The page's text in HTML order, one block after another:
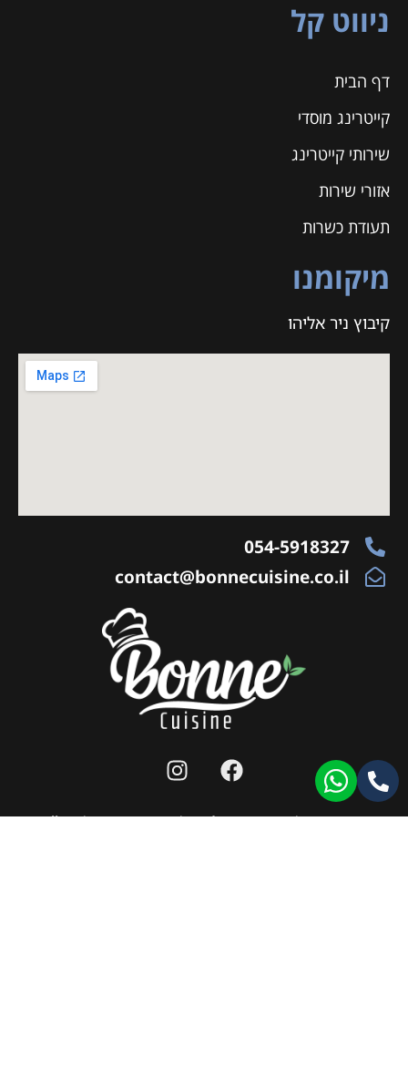
ניווט קל
דף הבית
קייטרינג מוסדי
שירותי קייטרינג
אזורי שירות
תעודת כשרות
מיקומנו
קיבוץ ניר אליהו
054-5918327
contact@bonnecuisine.co.il
מפת אתר|תנאי שימוש לאתר|הצהרת נגישות |
llms